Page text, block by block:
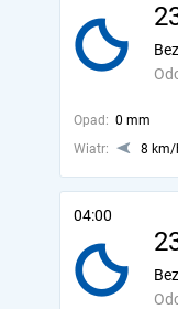
Opad: 0 mm
Wiatr:
8 km/
04:00